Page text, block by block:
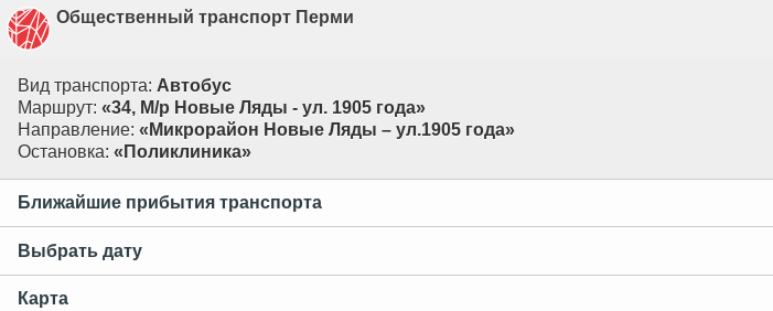
Общественный транспорт Перми
Вид транспорта: Автобус
Маршрут: «34, М/р Новые Ляды - ул. 1905 года»
Направление: «Микрорайон Новые Ляды – ул.1905 года»
Остановка: «Поликлиника»
Ближайшие прибытия транспорта
Выбрать дату
Карта